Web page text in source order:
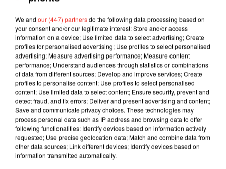
We and our (447) partnersdo the following data processing based on
your consent and/or our legitimate interest: Store and/or access
information on a device; Use limited data to select advertising; Create
profiles for personalised advertising; Use profiles to select personalised
advertising; Measure advertising performance; Measure content
performance; Understand audiences through statistics or combinations
of data from different sources; Develop and improve services; Create
profiles to personalise content; Use profiles to select personalised
content; Use limited data to select content; Ensure security, prevent and
detect fraud, and fix errors; Deliver and present advertising and content;
Save and communicate privacy choices. These technologies may
process personal data such as IP address and browsing data to offer
following functionalities: Identify devices based on information actively
requested; Use precise geolocation data; Match and combine data from
other data sources; Link different devices; Identify devices based on
information transmitted automatically.